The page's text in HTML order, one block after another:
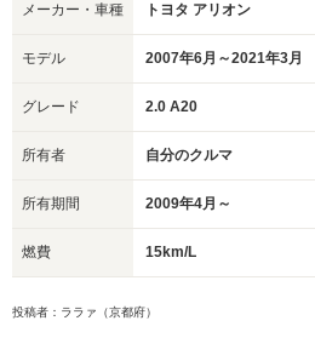
メーカー・車種 トヨタ アリオン
モデル 2007年6月～2021年3月
グレード 2.0 A20
所有者 自分のクルマ
所有期間 2009年4月～
燃費 15km/L
投稿者：ララァ（京都府）